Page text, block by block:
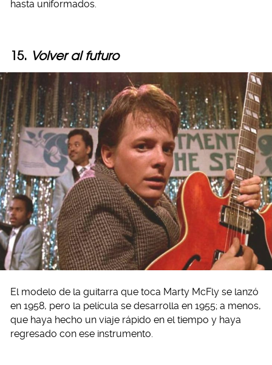
hasta uniformados.
15. Volver al futuro
El modelo de la guitarra que toca Marty McFly se lanzó
en 1958, pero la película se desarrolla en 1955; a menos,
que haya hecho un viaje rápido en el tiempo y haya
regresado con ese instrumento.